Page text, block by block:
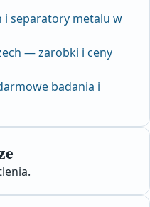
separatory metalu w
— zarobki i ceny
badania i